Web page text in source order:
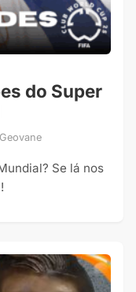
do Super
Se lá nos